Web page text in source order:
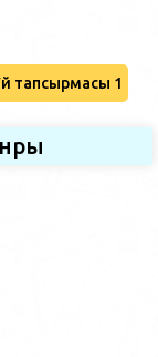
тапсырмасы 1